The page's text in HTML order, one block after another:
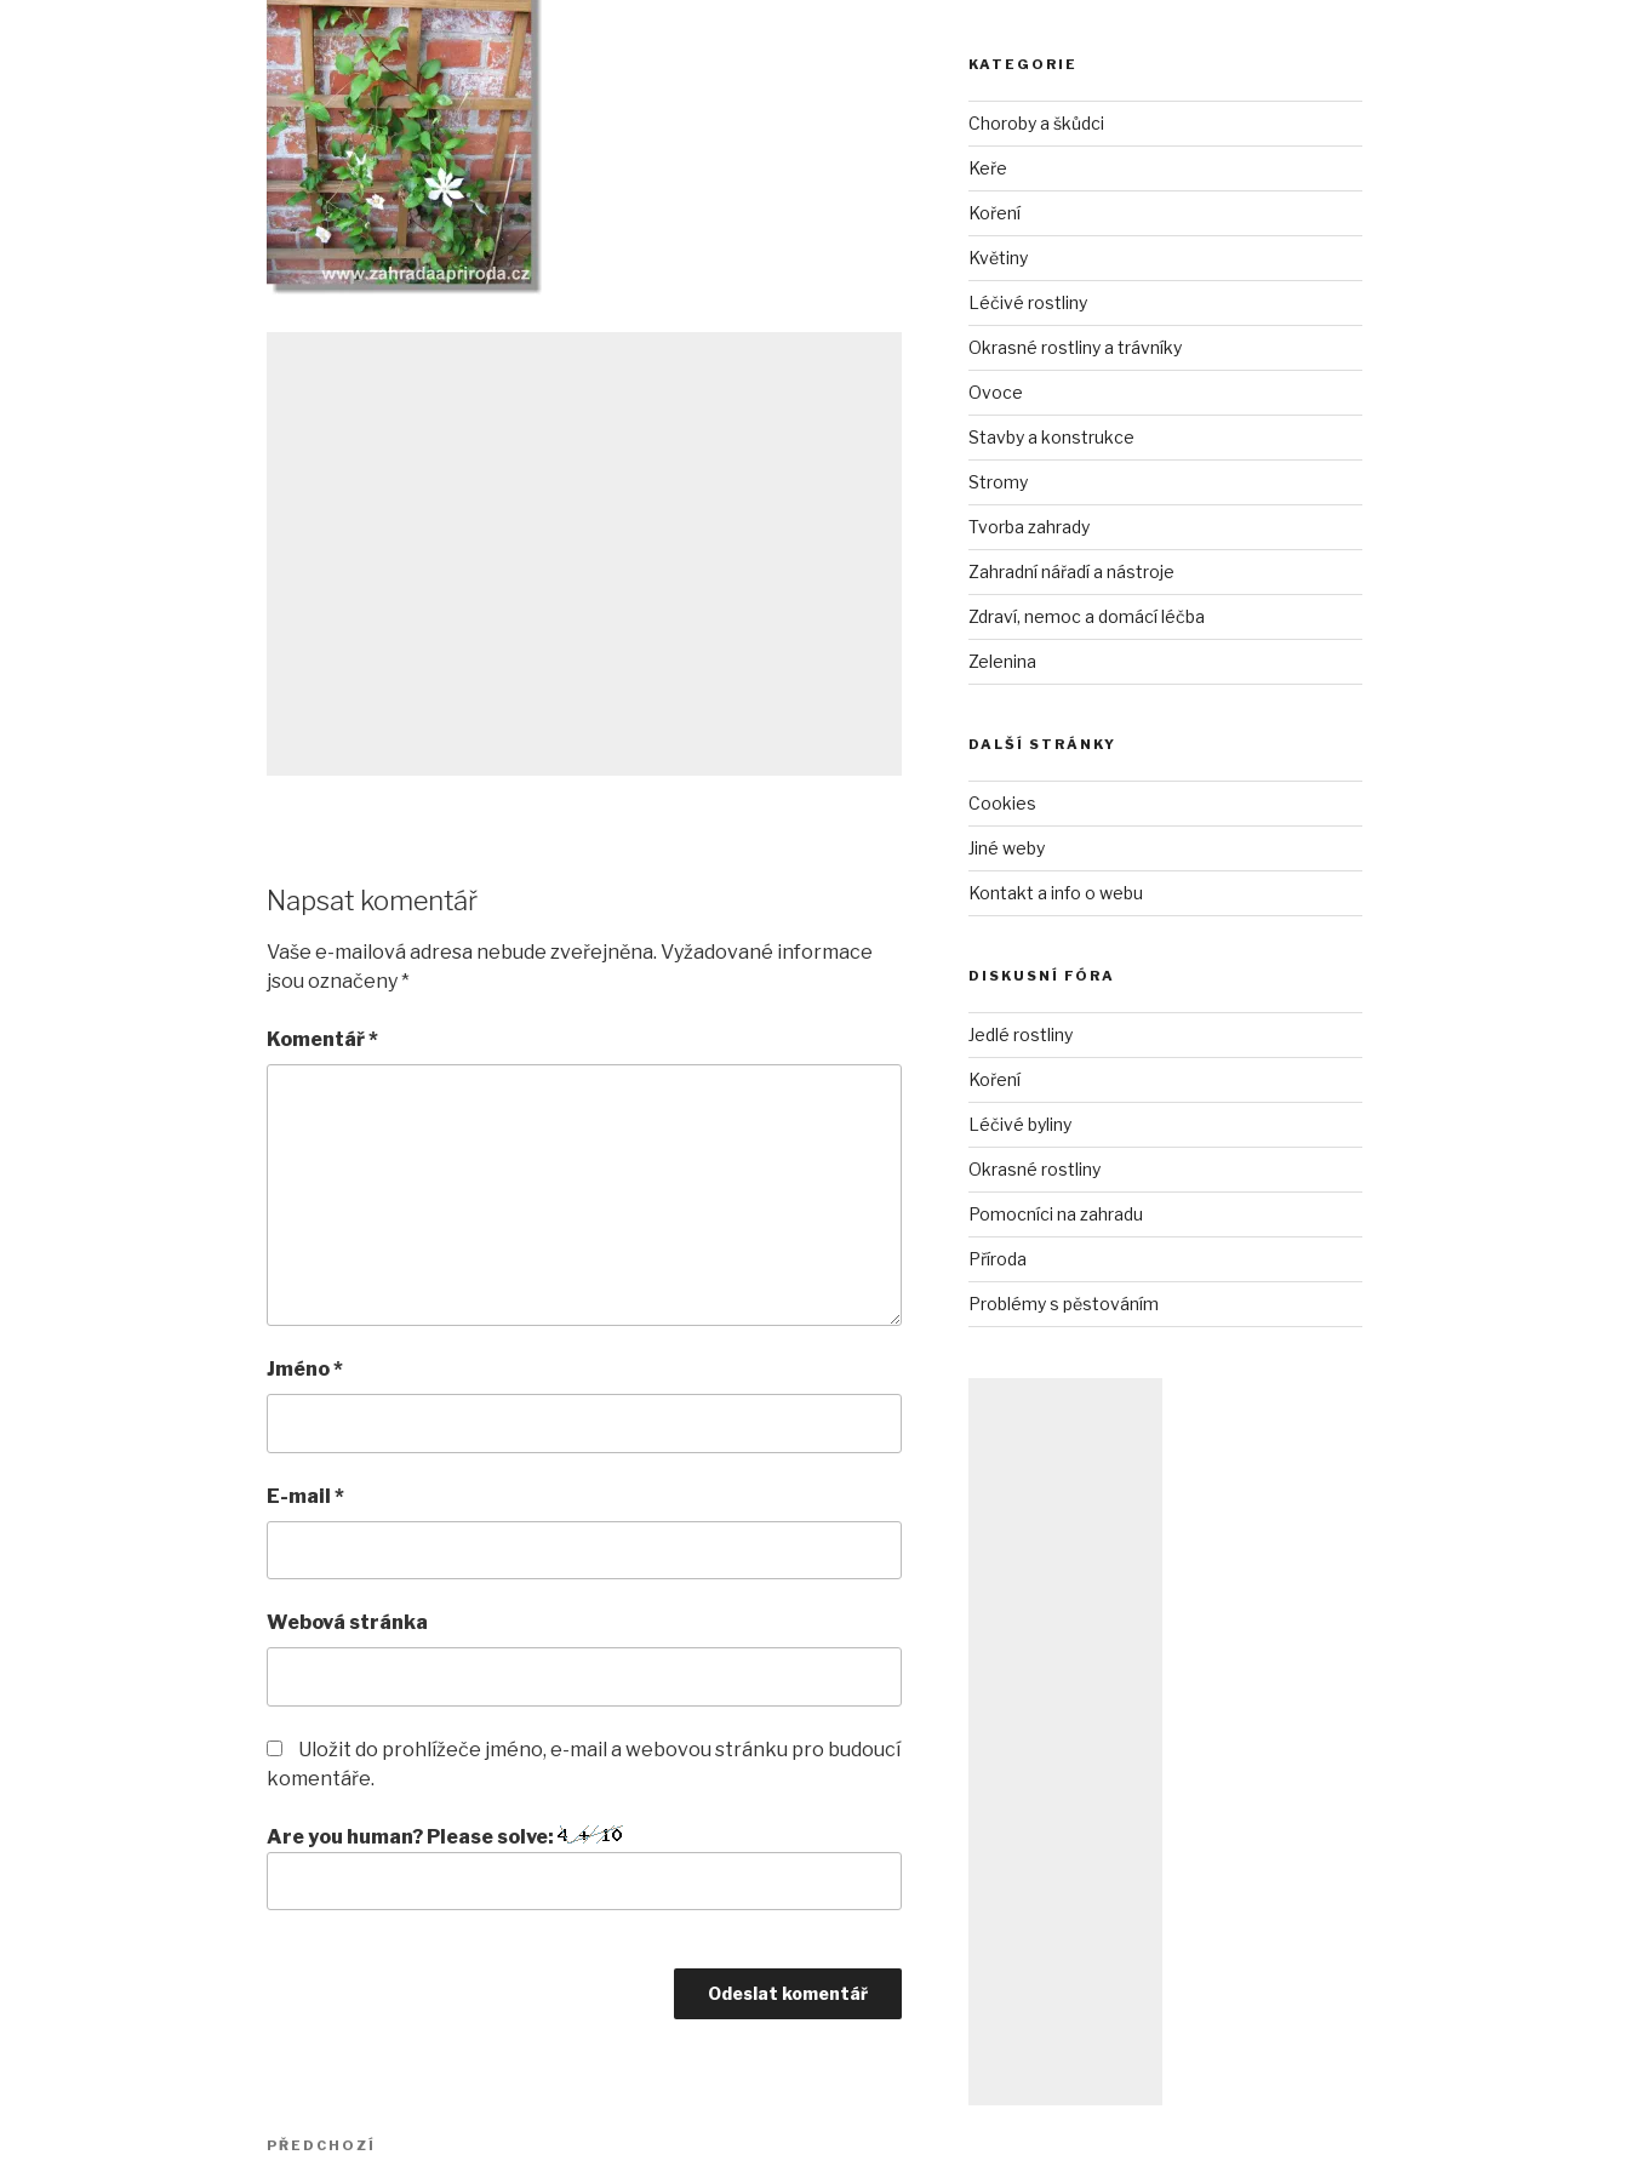
Napsat komentář
Vaše e-mailová adresa nebude zveřejněna. Vyžadované informace
jsou označeny*
Komentář*
Jméno*
E-mail *
Webová stránka
Uložit do prohlížeče jméno, e-mail a webovou stránku pro budoucí
komentáře.
Are you human? Please solve:
Navigace
Předchozí
PŘEDCHOZÍ
KATEGORIE
Choroby a škůdci
Keře
Koření
Květiny
Léčivé rostliny
Okrasné rostliny a trávníky
Ovoce
Stavby a konstrukce
Stromy
Tvorba zahrady
Zahradní nářadí a nástroje
Zdraví, nemoc a domácí léčba
Zelenina
DALŠÍ STRÁNKY
Cookies
Jiné weby
Kontakt a info o webu
DISKUSNÍ FÓRA
Jedlé rostliny
Koření
Léčivé byliny
Okrasné rostliny
Pomocníci na zahradu
Příroda
Problémy s pěstováním